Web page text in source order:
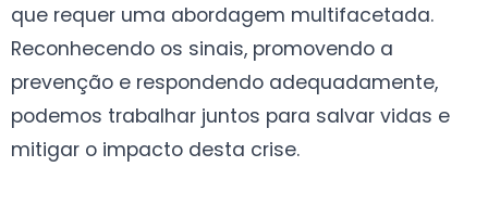
que requer uma abordagem multifacetada.
Reconhecendo os sinais, promovendo a
prevenção e respondendo adequadamente,
podemos trabalhar juntos para salvar vidas e
mitigar o impacto desta crise.